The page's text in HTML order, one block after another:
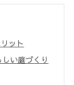
ット
い庭づくり